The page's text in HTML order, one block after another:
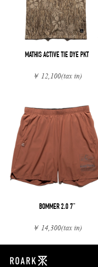
MATHIS ACTIVE TIE DYE PKT
￥ 12,100(tax in)
BOMMER 2.0 7"
￥ 14,300(tax in)